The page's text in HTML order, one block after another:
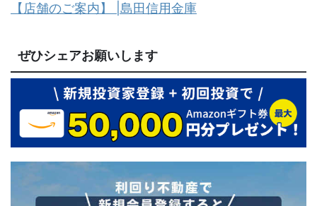
【店舗のご案内】 |島田信用金庫
ぜひシェアお願いします